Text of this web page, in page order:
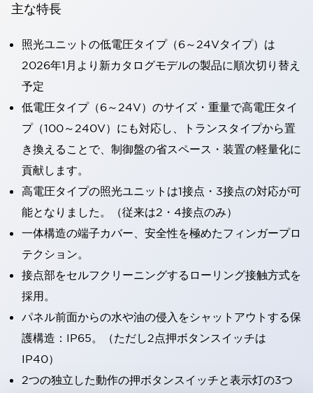
主な特長
照光ユニットの低電圧タイプ（6～24Vタイプ）は
2026年1月より新カタログモデルの製品に順次切り替え
予定
低電圧タイプ（6～24V）のサイズ・重量で高電圧タイ
プ（100～240V）にも対応し、トランスタイプから置
き換えることで、制御盤の省スペース・装置の軽量化に
貢献します。
高電圧タイプの照光ユニットは1接点・3接点の対応が可
能となりました。（従来は2・4接点のみ）
一体構造の端子カバー、安全性を極めたフィンガープロ
テクション。
接点部をセルフクリーニングするローリング接触方式を
採用。
パネル前面からの水や油の侵入をシャットアウトする保
護構造：IP65。（ただし2点押ボタンスイッチは
IP40）
2つの独立した動作の押ボタンスイッチと表示灯の3つ